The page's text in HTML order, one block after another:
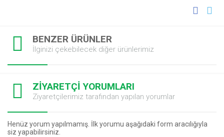
BENZER ÜRÜNLER
İlginizi çekebilecek diğer ürünlerimiz
ZİYARETÇİ YORUMLARI
Ziyaretçilerimiz tarafından yapılan yorumlar
Henüz yorum yapılmamış. İlk yorumu aşağıdaki form aracılığıyla
siz yapabilirsiniz.